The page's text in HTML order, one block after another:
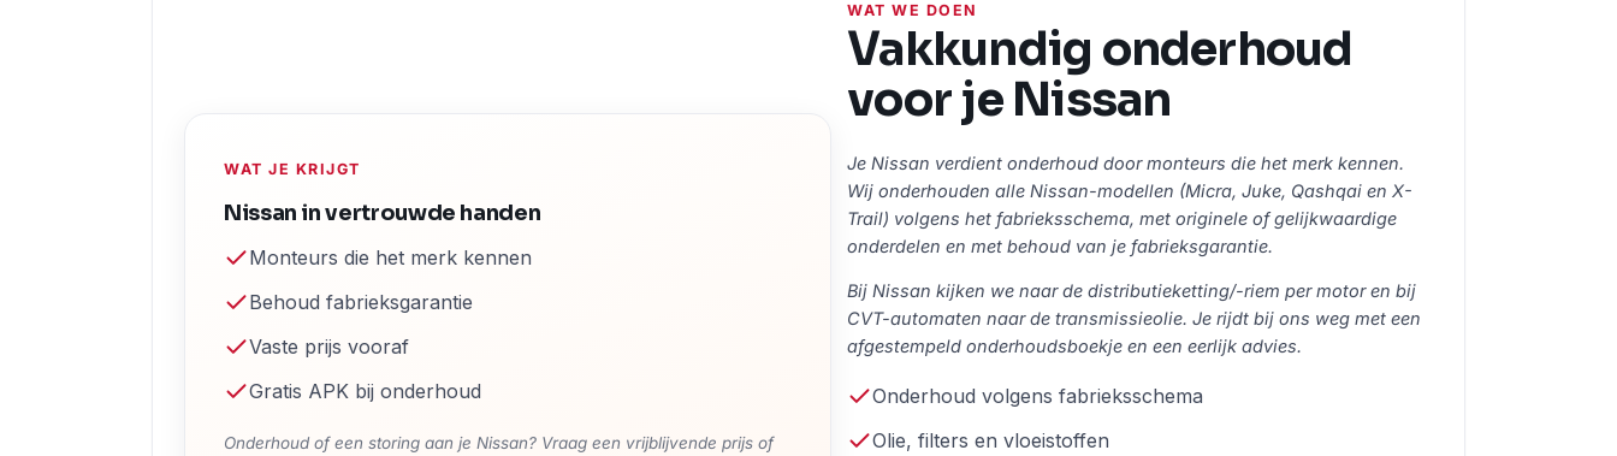
WAT WE DOEN
Vakkundig onderhoud
voor je Nissan
Je Nissan verdient onderhoud door monteurs die het merk kennen.
Wij onderhouden alle Nissan-modellen (Micra, Juke, Qashqai en X-
Trail) volgens het fabrieksschema, met originele of gelijkwaardige
onderdelen en met behoud van je fabrieksgarantie.
Bij Nissan kijken we naar de distributieketting/-riem per motor en bij
CVT-automaten naar de transmissieolie. Je rijdt bij ons weg met een
afgestempeld onderhoudsboekje en een eerlijk advies.
Onderhoud volgens fabrieksschema
Olie, filters en vloeistoffen
WAT JE KRIJGT
Nissan in vertrouwde handen
Monteurs die het merk kennen
Behoud fabrieksgarantie
Vaste prijs vooraf
Gratis APK bij onderhoud
Onderhoud of een storing aan je Nissan? Vraag een vrijblijvende prijs of